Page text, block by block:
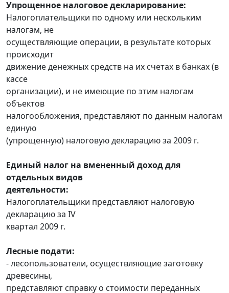
Упрощенное налоговое декларирование:
Налогоплательщики по одному или нескольким
налогам, не
осуществляющие операции, в результате которых
происходит
движение денежных средств на их счетах в банках (в
кассе
организации), и не имеющие по этим налогам
объектов
налогообложения, представляют по данным налогам
единую
(упрощенную) налоговую декларацию за 2009 г.
Единый налог на вмененный доход для
отдельных видов
деятельности:
Налогоплательщики представляют налоговую
декларацию за IV
квартал 2009 г.
Лесные подати:
- лесопользователи, осуществляющие заготовку
древесины,
представляют справку о стоимости переданных